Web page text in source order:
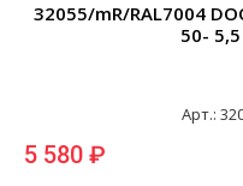
32055/mR/RAL7004
50-
Арт.:
5 580 ₽